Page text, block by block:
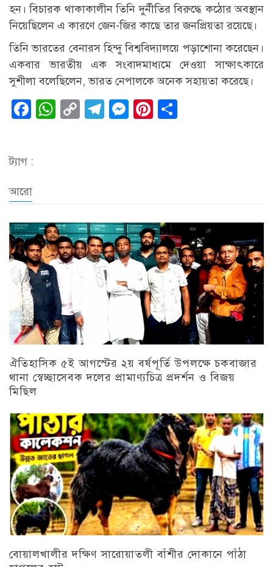
হন। বিচারক থাকাকালীন তিনি দুর্নীতির বিরুদ্ধে কঠোর অবস্থান
নিয়েছিলেন এ কারণে জেন-জির কাছে তার জনপ্রিয়তা রয়েছে।
তিনি ভারতের বেনারস হিন্দু বিশ্ববিদ্যালয়ে পড়াশোনা করেছেন।
একবার ভারতীয় এক সংবাদমাধ্যমে দেওয়া সাক্ষাৎকারে
সুশীলা বলেছিলেন, ভারত নেপালকে অনেক সহায়তা করেছে।
Facebook
WhatsApp
CopyTelegram
Messenger
Pinterest
ট্যাগ :
আরো
ঐতিহাসিক ৫ই আগস্টের ২য় বর্ষপূর্তি উপলক্ষে চকবাজার
থানা স্বেচ্ছাসেবক দলের প্রামাণ্যচিত্র প্রদর্শন ও বিজয়
মিছিল
বোয়ালখালীর দক্ষিণ সারোয়াতলী বাঁশীর দোকানে পাঁঠা